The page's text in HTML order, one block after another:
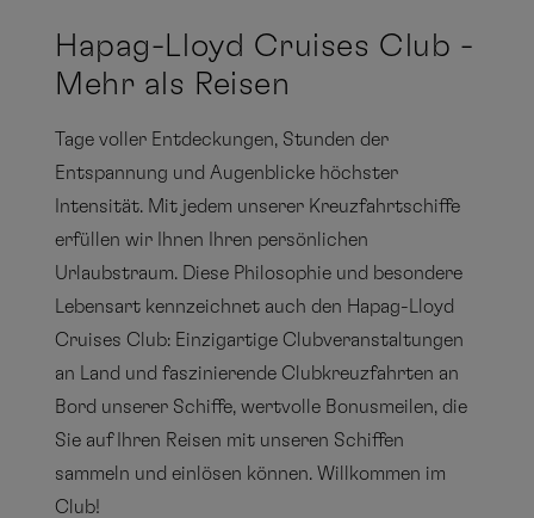
Hapag-Lloyd Cruises Club -
Mehr als Reisen
Tage voller Entdeckungen, Stunden der
Entspannung und Augenblicke höchster
Intensität. Mit jedem unserer Kreuzfahrtschiffe
erfüllen wir Ihnen Ihren persönlichen
Urlaubstraum. Diese Philosophie und besondere
Lebensart kennzeichnet auch den Hapag-Lloyd
Cruises Club: Einzigartige Clubveranstaltungen
an Land und faszinierende Clubkreuzfahrten an
Bord unserer Schiffe, wertvolle Bonusmeilen, die
Sie auf Ihren Reisen mit unseren Schiffen
sammeln und einlösen können. Willkommen im
Club!